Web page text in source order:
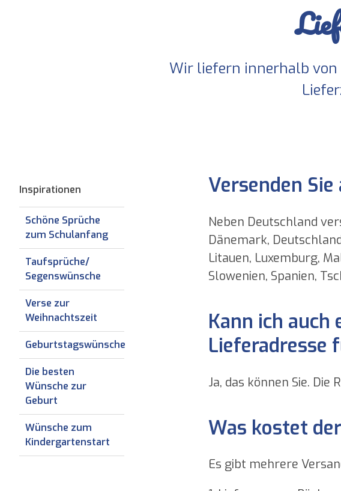
Wir liefern innerhalb von
Inspirationen
Schöne Sprüche
zum Schulanfang
Taufsprüche/
Segenswünsche
Verse zur
Weihnachtszeit
Geburtstagswünsche
Die besten
Wünsche zur
Geburt
Wünsche zum
Kindergartenstart
Versenden
Neben Deutschland
Dänemark,
Litauen, Luxemburg,
Slowenien, Spanien,
Kann ich auch
Lieferadresse
Ja, das können Sie.
Was kostet
Es gibt mehrere